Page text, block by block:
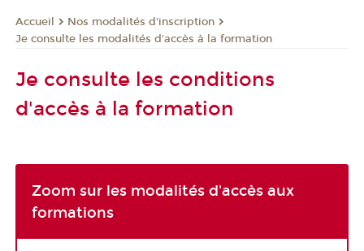
Accueil
Nos modalités d'inscription
Je consulte les modalités d'accès à la formation
Je consulte les conditions
d'accès à la formation
Zoom sur les modalités d'accès aux
formations